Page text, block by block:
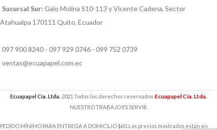
Sucursal Sur: Galo Molina S10-113 y Vicente Cadena, Sector
Atahualpa 170111 Quito, Ecuador
097 900 8240 - 097 929 0746 - 099 752 0739
ventas@ecuapapel.com.ec
Ecuapapel Cía. Ltda. 2021 Todos los derechos reservados Ecuapapel Cía. Ltda.
NUESTRO TRABAJO ES SERVIR.
PEDIDO MÍNIMO PARA ENTREGA A DOMICILIO $60. Los precios mostrados están en